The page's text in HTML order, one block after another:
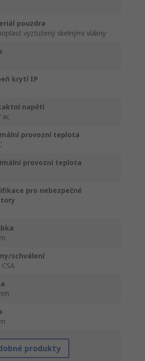
pouzdra
vyztužený skelnými vlákny
krytí IP
napětí
ac
provozní teplota
provozní teplota
pro nebezpečné
schválení
CSA
produkty